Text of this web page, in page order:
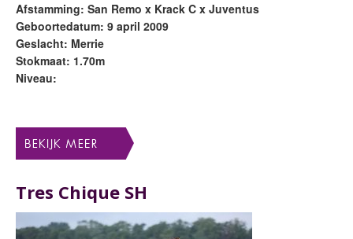
Afstamming: San Remo x Krack C x Juventus
Geboortedatum: 9 april 2009
Geslacht: Merrie
Stokmaat: 1.70m
Niveau:
Tres Chique SH